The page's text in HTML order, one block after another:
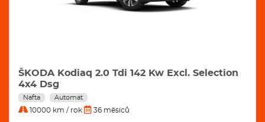
ŠKODA Kodiaq 2.0 Tdi 142 Kw Excl. Selection
4x4 Dsg
Nafta Automat
10000 km / rok 36 měsíců